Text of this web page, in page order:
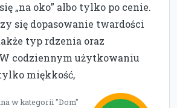
„na oko” albo tylko po cenie.
się dopasowanie twardości
typ rdzenia oraz
codziennym użytkowaniu
miękkość,
w kategorii "Dom"